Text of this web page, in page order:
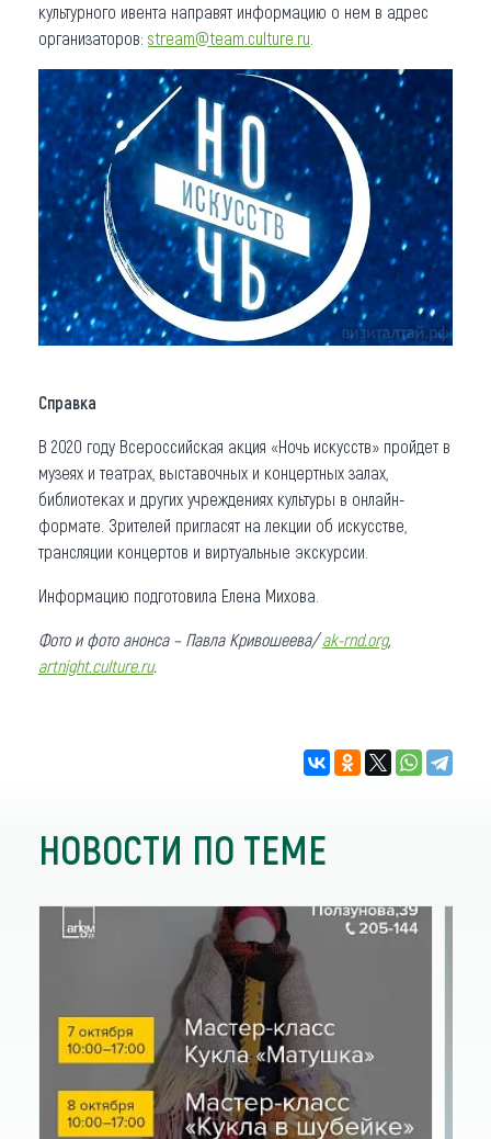
культурного ивента направят информацию о нем в адрес
организаторов: stream@team.culture.ru
Справка
В 2020 году Всероссийская акция «Ночь искусств» пройдет в
музеях и театрах, выставочных и концертных залах,
библиотеках и других учреждениях культуры в онлайн-
формате. Зрителей пригласят на лекции об искусстве,
трансляции концертов и виртуальные экскурсии.
Информацию подготовила Елена Михова.
Фото и фото анонса – Павла Кривошеева/ak-rnd.org,
artnight.culture.ru.
НОВОСТИ ПО ТЕМЕ